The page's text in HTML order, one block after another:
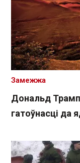
Дональд
гатоўнасці да
Замежжа